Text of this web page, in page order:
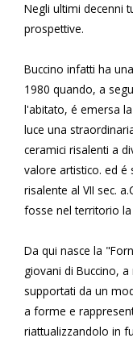
Negli ultimi decenni
prospettive.
Buccino infatti ha
1980 quando, a
l'abitato, é emersa
luce una
ceramici risalenti a
valore artistico. ed é
risalente al VII sec.
fosse nel territorio
Da qui nasce la
giovani di Buccino,
supportati da un
a forme e
riattualizzandolo in